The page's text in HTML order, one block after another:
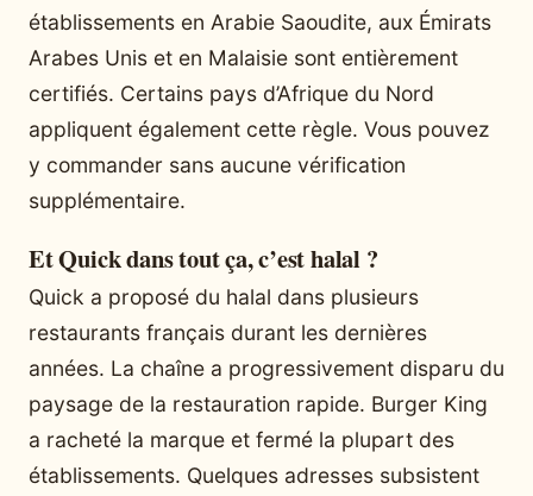
établissements en Arabie Saoudite, aux Émirats
Arabes Unis et en Malaisie sont entièrement
certifiés. Certains pays d’Afrique du Nord
appliquent également cette règle. Vous pouvez
y commander sans aucune vérification
supplémentaire.
Et Quick dans tout ça, c’est halal ?
Quick a proposé du halal dans plusieurs
restaurants français durant les dernières
années. La chaîne a progressivement disparu du
paysage de la restauration rapide. Burger King
a racheté la marque et fermé la plupart des
établissements. Quelques adresses subsistent